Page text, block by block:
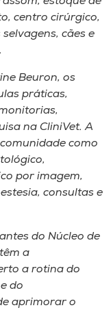
centro cirúrgico,
cães e
Beuron, os
práticas,
na CliniVet. A
como
por imagem,
consultas e
do Núcleo de
a
a rotina do
do
aprimorar o